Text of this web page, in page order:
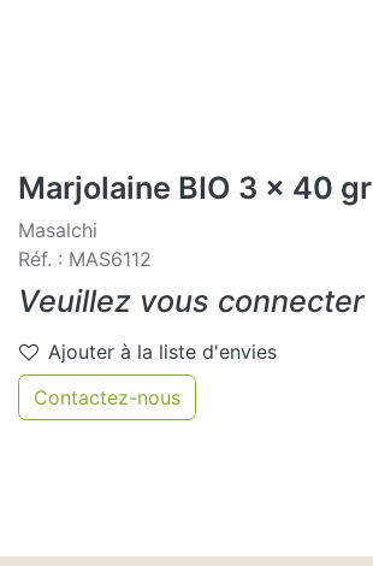
Marjolaine BIO 3 x 40 gr
Masalchi
Réf. : MAS6112
Veuillez vous connecter
Ajouter à la liste d'envies
Contactez-nous